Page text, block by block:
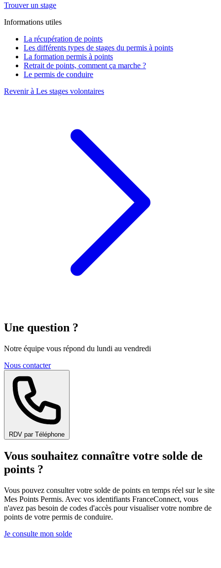
Trouver un stage
Informations utiles
La récupération de points
Les différents types de stages du permis à points
La formation permis à points
Retrait de points, comment ça marche ?
Le permis de conduire
Revenir à Les stages volontaires
Une question ?
Notre équipe vous répond du lundi au vendredi
Nous contacter
RDV par Téléphone
Vous souhaitez connaître votre solde de
points ?
Vous pouvez consulter votre solde de points en temps réel sur le site
Mes Points Permis. Avec vos identifiants FranceConnect, vous
n'avez pas besoin de codes d'accès pour visualiser votre nombre de
points de votre permis de conduire.
Je consulte mon solde